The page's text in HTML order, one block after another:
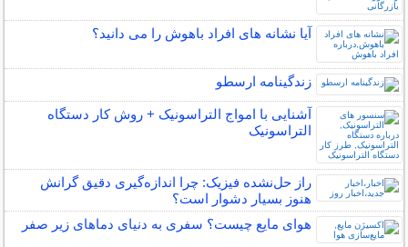
آیا نشانه های افراد باهوش را می دانید؟
زندگینامه ارسطو
آشنایی با امواج التراسونیک + روش کار دستگاه
التراسونیک
راز حل‌نشده فیزیک: چرا اندازه‌گیری دقیق گرانش
هنوز بسیار دشوار است؟
هوای مایع چیست؟ سفری به دنیای دماهای زیر صفر